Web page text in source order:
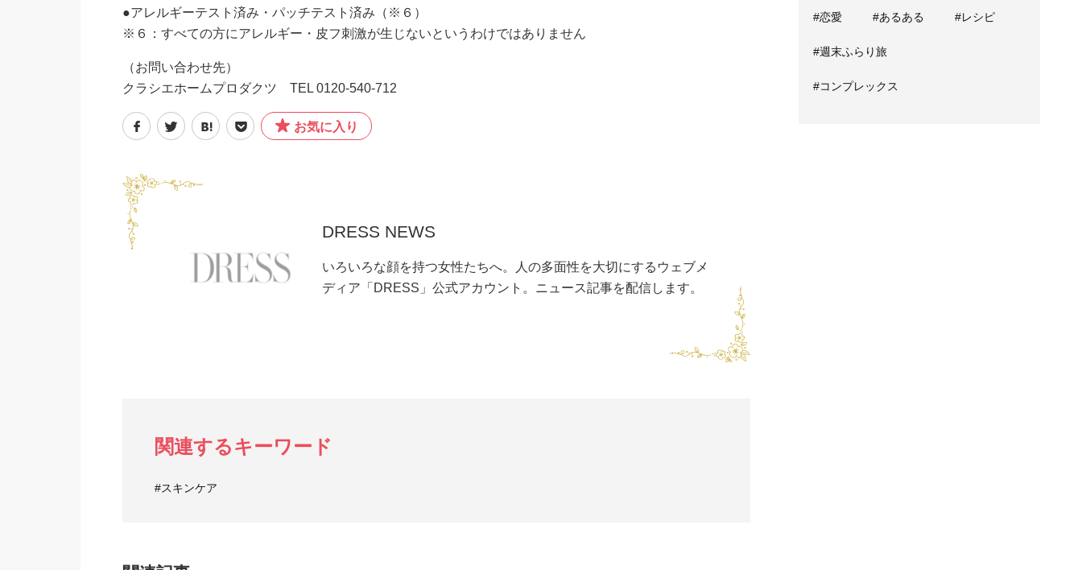
●アレルギーテスト済み・パッチテスト済み（※６）
※６：すべての方にアレルギー・皮フ刺激が生じないというわけではありません
（お問い合わせ先）
クラシエホームプロダクツ TEL 0120‐540‐712
お気に入り
DRESS NEWS
いろいろな顔を持つ女性たちへ。人の多面性を大切にするウェブメ
ディア「DRESS」公式アカウント。ニュース記事を配信します。
関連するキーワード
#スキンケア
#恋愛 #あるある #レシピ
#週末ふらり旅
#コンプレックス